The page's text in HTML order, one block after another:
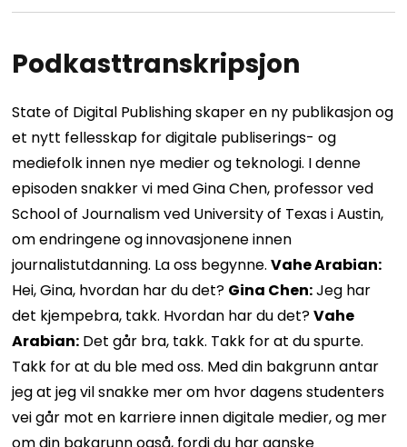
Podkasttranskripsjon
State of Digital Publishing skaper en ny publikasjon og
et nytt fellesskap for digitale publiserings- og
mediefolk innen nye medier og teknologi. I denne
episoden snakker vi med Gina Chen, professor ved
School of Journalism ved University of Texas i Austin,
om endringene og innovasjonene innen
journalistutdanning. La oss begynne.Vahe Arabian:
Hei, Gina, hvordan har du det? Gina Chen:Jeg har
det kjempebra, takk. Hvordan har du det?Vahe
Arabian: Det går bra, takk. Takk for at du spurte.
Takk for at du ble med oss. Med din bakgrunn antar
jeg at jeg vil snakke mer om hvor dagens studenters
vei går mot en karriere innen digitale medier, og mer